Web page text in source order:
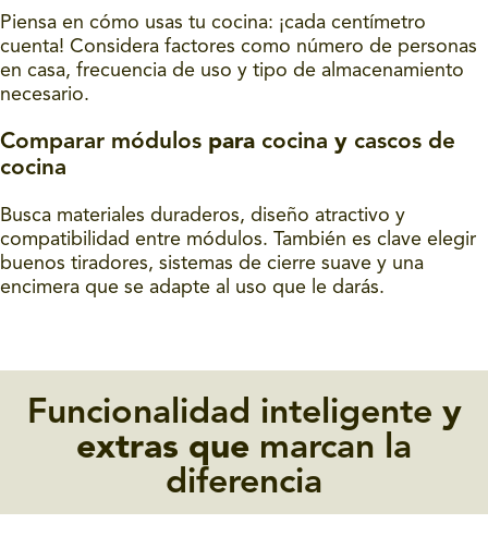
Piensa en cómo usas tu cocina: ¡cada centímetro
cuenta! Considera factores como número de personas
en casa, frecuencia de uso y tipo de almacenamiento
necesario.
Comparar módulos para cocina y cascos de
cocina
Busca materiales duraderos, diseño atractivo y
compatibilidad entre módulos. También es clave elegir
buenos tiradores, sistemas de cierre suave y una
encimera que se adapte al uso que le darás.
Funcionalidad inteligente y
extras que marcan la
diferencia